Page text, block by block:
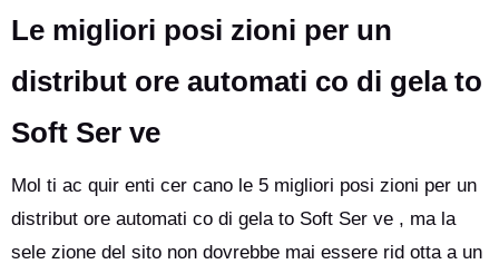
Le migliori posi zioni per un
distribut ore automati co di gela to
Soft Ser ve
Mol ti ac quir enti cer cano le 5 migliori posi zioni per un
distribut ore automati co di gela to Soft Ser ve , ma la
sele zione del sito non dovrebbe mai essere rid otta a un